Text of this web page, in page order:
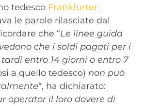
tedesco Frankfurter
le parole rilasciate dal
che “Le linee guida
che i soldi pagati per i
entro 14 giorni o entro 7
a quello tedesco) non può
“, ha dichiarato:
operator il loro dovere di